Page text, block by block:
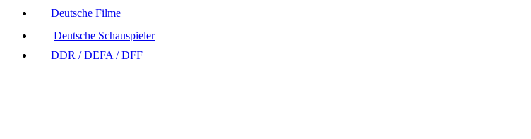
Deutsche Filme
Deutsche Schauspieler
DDR / DEFA / DFF